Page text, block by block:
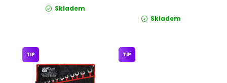
Skladem
Skladem
TIP TIP